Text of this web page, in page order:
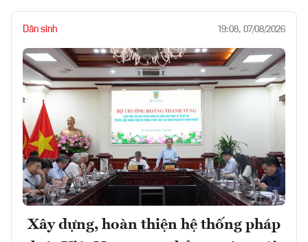
Dân sinh 19:08, 07/08/2026
Xây dựng, hoàn thiện hệ thống pháp